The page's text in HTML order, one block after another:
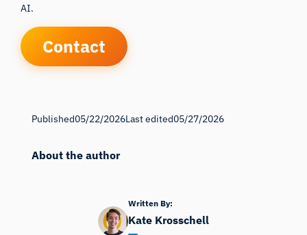
AI.
Contact
Published05/22/2026Last edited05/27/2026
About the author
Written By:
Kate Krosschell